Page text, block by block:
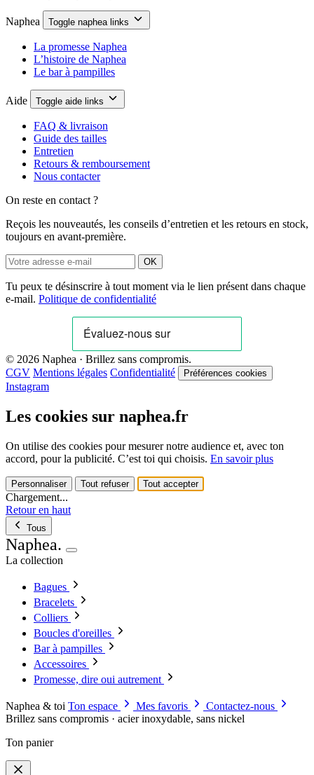
Naphea Toggle naphea links
La promesse Naphea
L’histoire de Naphea
Le bar à pampilles
Aide Toggle aide links
FAQ & livraison
Guide des tailles
Entretien
Retours & remboursement
Nous contacter
On reste en contact ?
Reçois les nouveautés, les conseils d’entretien et les retours en stock,
toujours en avant-première.
OK
Tu peux te désinscrire à tout moment via le lien présent dans chaque
e-mail. Politique de confidentialité
© 2026 Naphea · Brillez sans compromis.
CGV Mentions légales Confidentialité Préférences cookies
Instagram
Les cookies sur naphea.fr
On utilise des cookies pour mesurer notre audience et, avec ton
accord, pour la publicité. C’est toi qui choisis. En savoir plus
Personnaliser Tout refuser Tout accepter
Chargement...
Retour en haut
Tous
Naphea.
La collection
Bagues
Bracelets
Colliers
Boucles d'oreilles
Bar à pampilles
Accessoires
Promesse, dire oui autrement
Naphea & toi Ton espace Mes favoris
Contactez-nous
Brillez sans compromis · acier inoxydable, sans nickel
Ton panier